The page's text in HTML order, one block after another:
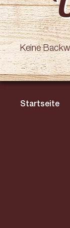
Keine
Startseite